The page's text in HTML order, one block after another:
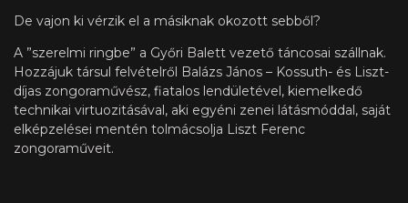
De vajon ki vérzik el a másiknak okozott sebből?
A ”szerelmi ringbe” a Győri Balett vezető táncosai szállnak.
Hozzájuk társul felvételről Balázs János – Kossuth- és Liszt-
díjas zongoraművész, fiatalos lendületével, kiemelkedő
technikai virtuozitásával, aki egyéni zenei látásmóddal, saját
elképzelései mentén tolmácsolja Liszt Ferenc
zongoraműveit.